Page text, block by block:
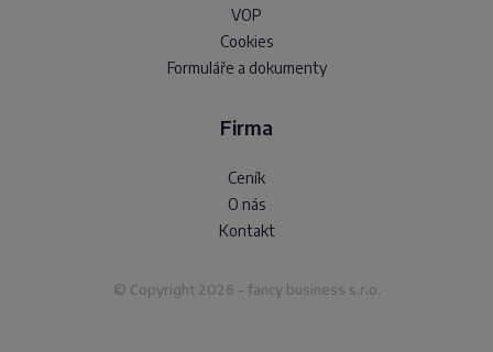
VOP
Cookies
Formuláře a dokumenty
Firma
Ceník
O nás
Kontakt
© Copyright 2026 - fancy business s.r.o.